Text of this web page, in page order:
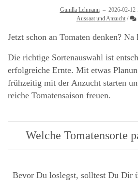
Gunilla Lehmann– 2026-02-12
Aussaat und Anzucht /
Jetzt schon an Tomaten denken? Na
Die richtige Sortenauswahl ist
erfolgreiche Ernte. Mit etwas
frühzeitig mit der Anzucht starten
reiche Tomatensaison freuen.
Welche Tomatensorte
Bevor Du loslegst, solltest Du Dir